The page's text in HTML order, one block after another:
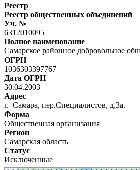
Реестр
Реестр общественных объединений
Уч. №
6312010095
Полное наименование
Самарское районное добровольное
ОГРН
1036303397767
Дата ОГРН
30.04.2003
Адрес
г. Самара, пер.Специалистов, д.3а.
Форма
Общественная организация
Регион
Самарская область
Статус
Исключенные